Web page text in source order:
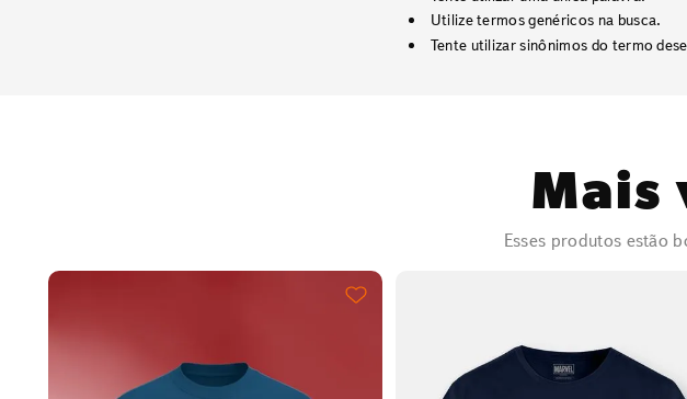
Utilize termos genéricos na busca.
Tente utilizar sinônimos do termo
Mais
Esses produtos estão